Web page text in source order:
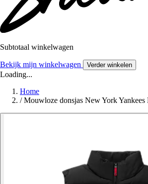
Subtotaal winkelwagen
Bekijk mijn winkelwagen Verder winkelen
Loading...
Home
/ Mouwloze donsjas New York